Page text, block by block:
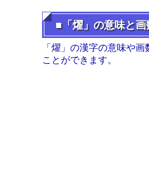
■「燿」の意味と画
「燿」の漢字の意味や
ことができます。